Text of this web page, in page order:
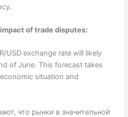
of trade disputes:
USD exchange rate will likely
of June. This forecast takes
situation and
что рынки в значительной